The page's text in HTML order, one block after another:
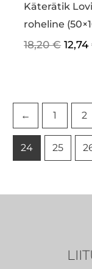
Käterätik
roheline
18,20€ 12,74
← 1 2
24 25